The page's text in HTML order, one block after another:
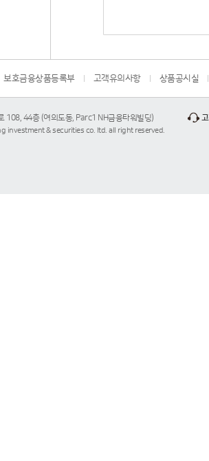
보호금융상품등록부 고객유의사항 상품공시실
108, 44층 (여의도동, Parc1 NH금융타워빌딩)
investment & securities co. ltd. all right reserved.